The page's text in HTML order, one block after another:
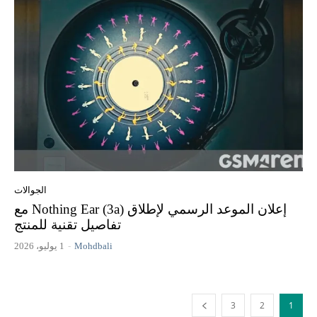
الجوالات
إعلان الموعد الرسمي لإطلاق Nothing Ear (3a) مع
تفاصيل تقنية للمنتج
Mohdbali
- 1 يوليو، 2026
1
2
3